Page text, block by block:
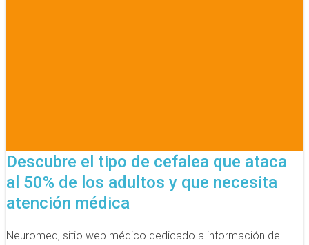
Descubre el tipo de cefalea que ataca
al 50% de los adultos y que necesita
atención médica
Neuromed, sitio web médico dedicado a información de